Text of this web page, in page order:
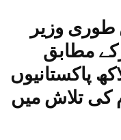
طوری وزیر
مطابق
رواں سال 10 لاکھ پاکستانیوں
کی تلاش میں